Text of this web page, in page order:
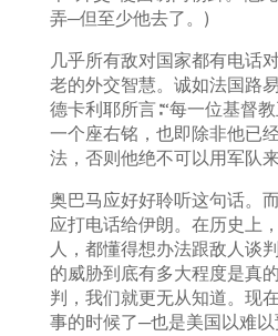
弄─但至少他去了。)
几乎所有敌对国家都有电话
老的外交智慧。诚如法国路
德卡利耶所言∶“每一位基督
一个座右铭，也即除非他已
法，否则他绝不可以用军队
奥巴马应好好聆听这句话。
应打电话给伊朗。在历史上
人，都懂得想办法跟敌人谈
的威胁到底有多大程度是真
判，我们就更无从知道。现
事的时候了─也是美国以难